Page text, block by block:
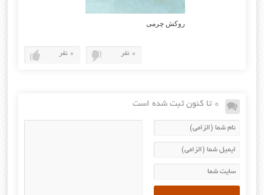
روکش چرمی
0 نفر 0 نفر
0 تا کنون ثبت شده است